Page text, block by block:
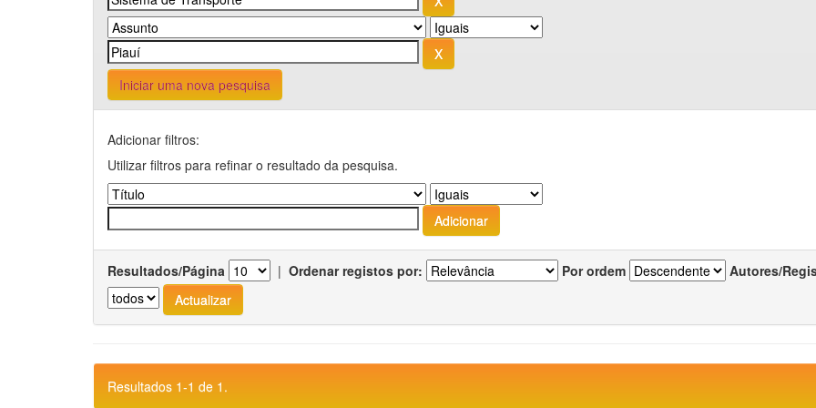
Iniciar uma nova pesquisa
Adicionar filtros:
Utilizar filtros para refinar o resultado da pesquisa.
Resultados/Página | Ordenar registos por: Por ordem Autores/
Resultados 1-1 de 1.